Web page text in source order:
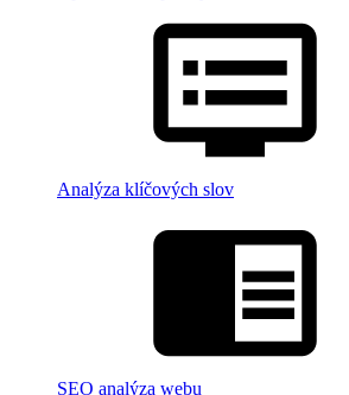
Analýza klíčových slov
SEO analýza webu